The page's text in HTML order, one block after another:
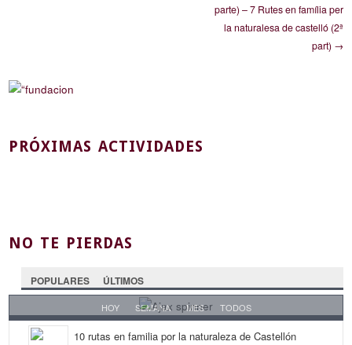
parte) – 7 Rutes en família per
la naturalesa de castelló (2ª
part) →
PRÓXIMAS ACTIVIDADES
NO TE PIERDAS
POPULARES ÚLTIMOS
HOY SEMANA MES TODOS
10 rutas en familia por la naturaleza de Castellón